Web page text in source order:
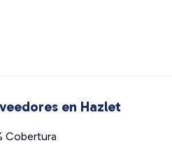
en Hazlet